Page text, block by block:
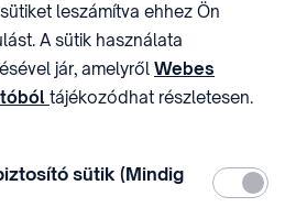
SZTNHOPS, KRID:
174434905
leszámítva ehhez Ön
A sütik használata
jár, amelyről Webes
tájékozódhat részletesen.
sütik (Mindig